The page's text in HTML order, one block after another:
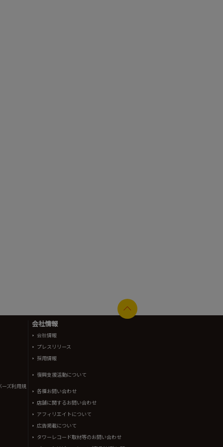
ーズ利用規
会社情報
会社情報
プレスリリース
採用情報
復興支援活動について
各種お問い合わせ
店舗に関するお問い合わせ
アフィリエイトについて
広告掲載について
タワーレコード取材等のお問い合わせ